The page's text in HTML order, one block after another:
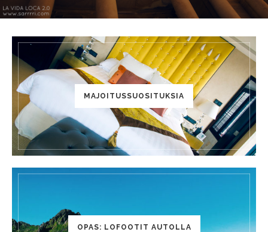
MAJOITUSSUOSITUKSIA
OPAS: LOFOOTIT AUTOLLA